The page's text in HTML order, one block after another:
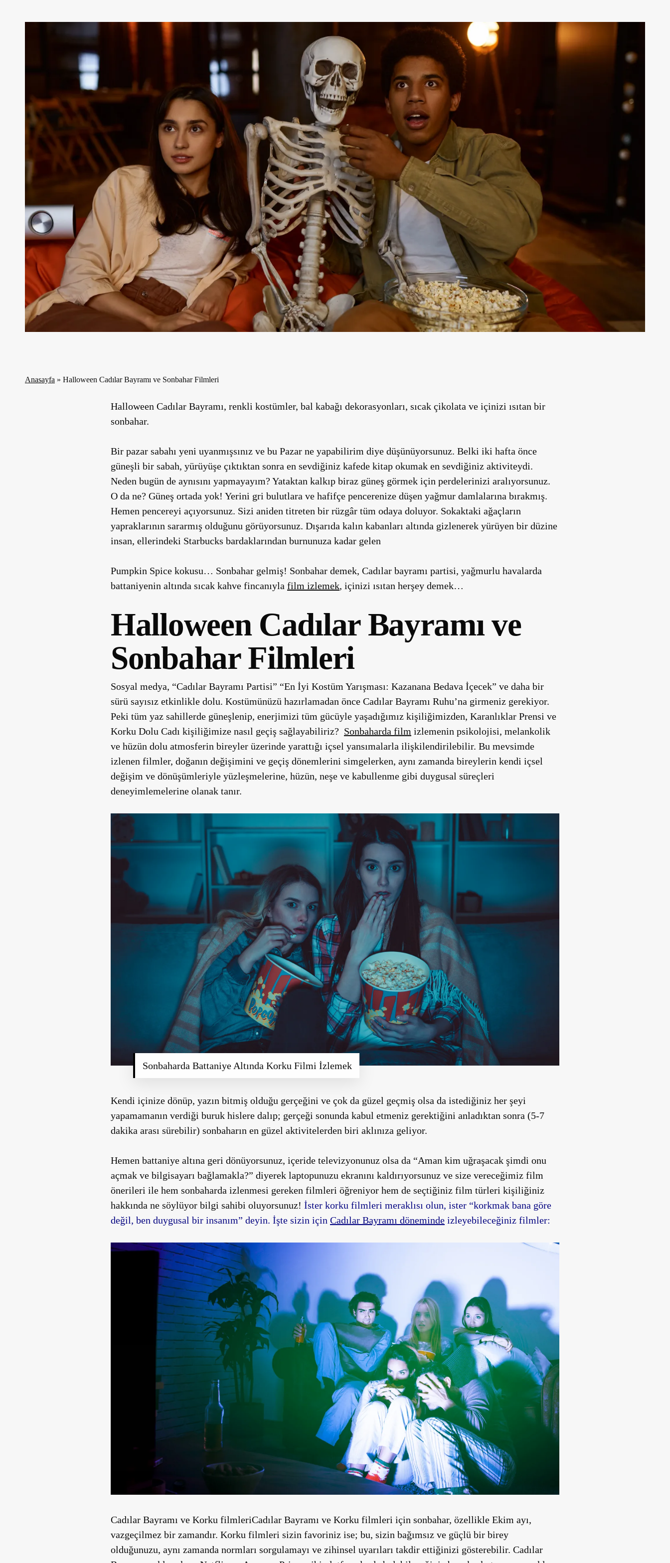
Anasayfa » Halloween Cadılar Bayramı ve Sonbahar Filmleri
Halloween Cadılar Bayramı, renkli kostümler, bal kabağı dekorasyonları, sıcak çikolata ve içinizi ısıtan bir
sonbahar.
Bir pazar sabahı yeni uyanmışsınız ve bu Pazar ne yapabilirim diye düşünüyorsunuz. Belki iki hafta önce
güneşli bir sabah, yürüyüşe çıktıktan sonra en sevdiğiniz kafede kitap okumak en sevdiğiniz aktiviteydi.
Neden bugün de aynısını yapmayayım? Yataktan kalkıp biraz güneş görmek için perdelerinizi aralıyorsunuz.
O da ne? Güneş ortada yok! Yerini gri bulutlara ve hafifçe pencerenize düşen yağmur damlalarına bırakmış.
Hemen pencereyi açıyorsunuz. Sizi aniden titreten bir rüzgâr tüm odaya doluyor. Sokaktaki ağaçların
yapraklarının sararmış olduğunu görüyorsunuz. Dışarıda kalın kabanları altında gizlenerek yürüyen bir düzine
insan, ellerindeki Starbucks bardaklarından burnunuza kadar gelen
Pumpkin Spice kokusu… Sonbahar gelmiş! Sonbahar demek, Cadılar bayramı partisi, yağmurlu havalarda
battaniyenin altında sıcak kahve fincanıyla film izlemek, içinizi ısıtan herşey demek…
Halloween Cadılar Bayramı ve
Sonbahar Filmleri
Sosyal medya, “Cadılar Bayramı Partisi” “En İyi Kostüm Yarışması: Kazanana Bedava İçecek” ve daha bir
sürü sayısız etkinlikle dolu. Kostümünüzü hazırlamadan önce Cadılar Bayramı Ruhu’na girmeniz gerekiyor.
Peki tüm yaz sahillerde güneşlenip, enerjimizi tüm gücüyle yaşadığımız kişiliğimizden, Karanlıklar Prensi ve
Korku Dolu Cadı kişiliğimize nasıl geçiş sağlayabiliriz? Sonbaharda film izlemenin psikolojisi, melankolik
ve hüzün dolu atmosferin bireyler üzerinde yarattığı içsel yansımalarla ilişkilendirilebilir. Bu mevsimde
izlenen filmler, doğanın değişimini ve geçiş dönemlerini simgelerken, aynı zamanda bireylerin kendi içsel
değişim ve dönüşümleriyle yüzleşmelerine, hüzün, neşe ve kabullenme gibi duygusal süreçleri
deneyimlemelerine olanak tanır.
Sonbaharda Battaniye Altında Korku Filmi İzlemek
Kendi içinize dönüp, yazın bitmiş olduğu gerçeğini ve çok da güzel geçmiş olsa da istediğiniz her şeyi
yapamamanın verdiği buruk hislere dalıp; gerçeği sonunda kabul etmeniz gerektiğini anladıktan sonra (5-7
dakika arası sürebilir) sonbaharın en güzel aktivitelerden biri aklınıza geliyor.
Hemen battaniye altına geri dönüyorsunuz, içeride televizyonunuz olsa da “Aman kim uğraşacak şimdi onu
açmak ve bilgisayarı bağlamakla?” diyerek laptopunuzu ekranını kaldırıyorsunuz ve size vereceğimiz film
önerileri ile hem sonbaharda izlenmesi gereken filmleri öğreniyor hem de seçtiğiniz film türleri kişiliğiniz
hakkında ne söylüyor bilgi sahibi oluyorsunuz! İster korku filmleri meraklısı olun, ister “korkmak bana göre
değil, ben duygusal bir insanım” deyin. İşte sizin için Cadılar Bayramı döneminde izleyebileceğiniz filmler:
Cadılar Bayramı ve Korku filmleriCadılar Bayramı ve Korku filmleri için sonbahar, özellikle Ekim ayı,
vazgeçilmez bir zamandır. Korku filmleri sizin favoriniz ise; bu, sizin bağımsız ve güçlü bir birey
olduğunuzu, aynı zamanda normları sorgulamayı ve zihinsel uyarıları takdir ettiğinizi gösterebilir. Cadılar